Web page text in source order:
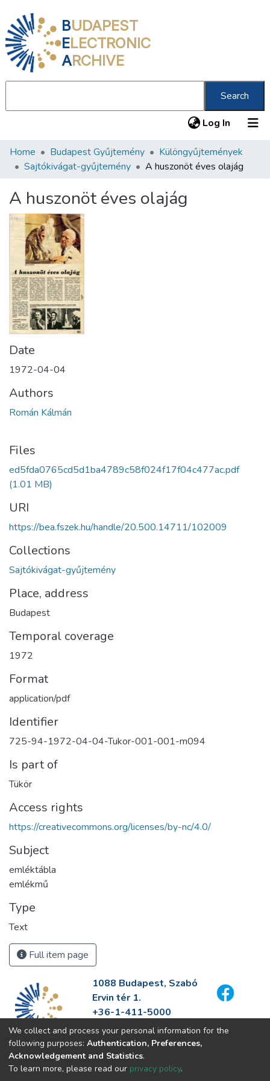
BUDAPEST
ELECTRONIC
ARCHIVE
Search
Log In (current)
Communities & Collections
Statistics
About us
Home Budapest Gyűjtemény
Különgyűjtemények
Sajtókivágat-gyűjtemény
A huszonöt éves olajág
A huszonöt éves olajág
Date
1972-04-04
Authors
Román Kálmán
Files
ed5fda0765cd5d1ba4789c58f024f17f04c477ac.pdf
(1.01 MB)
URI
https://bea.fszek.hu/handle/20.500.14711/102009
Collections
Sajtókivágat-gyűjtemény
Place, address
Budapest
Temporal coverage
1972
Format
application/pdf
Identifier
725-94-1972-04-04-Tukor-001-001-m094
Is part of
Tükör
Access rights
https://creativecommons.org/licenses/by-nc/4.0/
Subject
emléktábla
emlékmű
Type
Text
Full item page
1088 Budapest, Szabó
Ervin tér 1.
+36-1-411-5000
info@fszek.hu
https://fszek.hu
We collect and process your personal information for the
following purposes: Authentication, Preferences,
Acknowledgement and Statistics.
To learn more, please read our privacy policy.